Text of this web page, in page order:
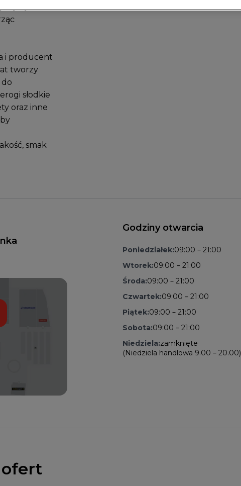
się tu
i producent
tworzy
słodkie
oraz inne
smak
Godziny otwarcia
Poniedziałek:09:00 – 21:00
Wtorek:09:00 – 21:00
Środa:09:00 – 21:00
Czwartek:09:00 – 21:00
Piątek:09:00 – 21:00
Sobota:09:00 – 21:00
Niedziela:zamknięte
(Niedziela handlowa 9.00 – 20.00)